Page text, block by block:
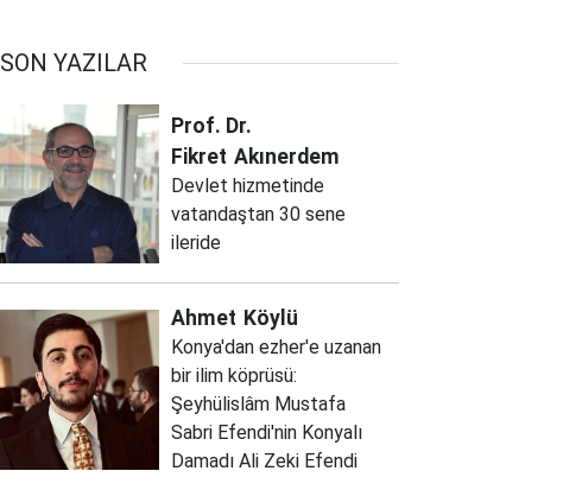
SON YAZILAR
Prof. Dr.
Fikret Akınerdem
Devlet hizmetinde
vatandaştan 30 sene
ileride
Ahmet Köylü
Konya'dan ezher'e uzanan
bir ilim köprüsü:
Şeyhülislâm Mustafa
Sabri Efendi'nin Konyalı
Damadı Ali Zeki Efendi